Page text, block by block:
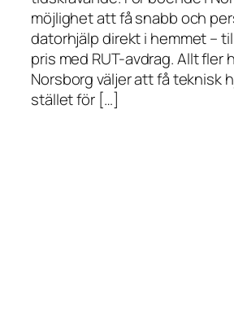
möjlighet att få snabb och
datorhjälp direkt i hemmet –
pris med RUT-avdrag. Allt fler
Norsborg väljer att få teknisk
stället för […]